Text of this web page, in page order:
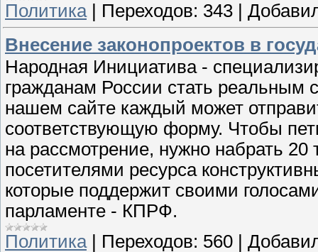
Политика| Переходов: 343
Внесение законопроектов в
Народная Инициатива -
гражданам России стать реальным
нашем сайте каждый может
соответствующую форму. Чтобы
на рассмотрение, нужно набрать
посетителями ресурса
которые поддержит своими
парламенте - КПРФ.
Политика| Переходов: 560